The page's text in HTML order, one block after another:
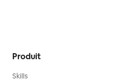
Produit
Skills